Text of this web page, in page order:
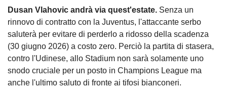
Dusan Vlahovic andrà via quest'estate. Senza un
rinnovo di contratto con la Juventus, l'attaccante serbo
saluterà per evitare di perderlo a ridosso della scadenza
(30 giugno 2026) a costo zero. Perciò la partita di stasera,
contro l'Udinese, allo Stadium non sarà solamente uno
snodo cruciale per un posto in Champions League ma
anche l'ultimo saluto di fronte ai tifosi bianconeri.